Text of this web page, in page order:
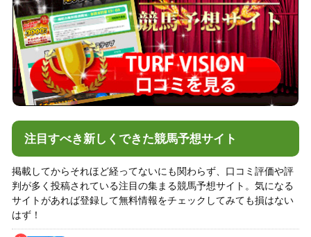
注目すべき新しくできた競馬予想サイト
掲載してからそれほど経ってないにも関わらず、口コミ評価や評
判が多く投稿されている注目の集まる競馬予想サイト。気になる
サイトがあれば登録して無料情報をチェックしてみても損はない
はず！